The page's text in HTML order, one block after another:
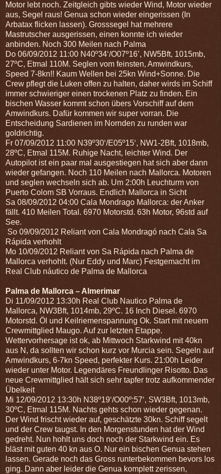
Motor lebt noch. Zeitgleich gibts wieder Wind, Motor wieder
aus, Segel raus! Genua schon wieder eingerissen (In
Arbatax flicken lassen). Grosssegel hat mehrere
Mastrutscher ausgerissen, einen konnte ich wieder
anbinden. Noch 300 Meilen nach Palma
Do 06/09/2012 11:00 N40º34‘/O07º16’, NW5Bft, 1015mb,
27ºC, Etmal 110M. Seglen vom feinsten, Amwindkurs,
Speed 7-8kn!! Kaum Wellen bei 25kn Wind+Sonne. Die
Crew pflegt die Luken offen zu halten, daher wirds im Schiff
immer schwieriger einen trockenen Platz zu finden. Ein
bischen Wasser kommt schon übers Vorschiff auf dem
Amwindkurs. Dafür kommen wir super vorran. Die
Entscheidung Sardienen im Nornden zu runden war
goldrichtig.
Fr 07/09/2012 11:00 N39º30‘/E05º15‘, NW1-2Bft, 1018mb,
28ºC, Etmal 115M. Ruhige Nacht, leichter Wind. Der
Autopilot ist ein paar mal ausgestiegen hat sich aber dann
wieder gefangen. Noch 110 Meilen nach Mallorca. Motoren
und seglen wechseln sich ab. Um 2:00h Leuchturm von
Puerto Colom SB Vorraus. Endlich Mallorca in Sicht
Sa 08/09/2012 04:00 Cala Mondrago Mallorca: der Anker
fällt. 410 Meilen Total. 6970 Motorstd. 63h Motor, 96std auf
See.
So 09/09/2012 Reliant von Cala Mondragó nach Cala Sa
Rápida verhohlt
Mo 10/09/2012 Reliant von Sa Rápida nach Palma de
Mallorca verhohlt. (Nur Eddy und Marc) Festgemacht im
Real Club náutico de Palma de Mallorca
Palma de Mallorca – Almerimar
Di 11/09/2012 13:30h Real Club Nautico Palma de
Mallorca, NW3Bft, 1014mb, 29ºC. 16 Inch Diesel. 6970
Motorstd. Öl und Keilriemenspannung Ok. Start mit neuem
Crewmittglied Maugo. Auf zur letzten Etappe.
Wettervorhersage ist ok, ab Mittwoch Starkwind mit 40kn
aus N, da sollten wir schon kurz vor Murcia sein. Segeln auf
Amwindkurs, 6-7kn Speed, perfekter Kurs. 21:00h Leider
wieder unter Motor. Legendäres Freundlinger Risotto. Das
neue Crewmittglied hält sich sehr tapfer trotz aufkommender
Übelkeit
Mi 12/09/2012 13:30h N38º19‘/O00º:57‘, SW3Bft, 1013mb,
30ºC, Etmal 115M. Nachts gehts schon wieder gegenan.
Der Wind frischt wieder auf, geschätzte 30kn. Schiff segelt
und der Crew taugst. In den Morgenstunden hat der Wind
gedreht. Nun hohlt uns doch noch der Starkwind ein. Es
bläst mit guten 40 kn aus O. Nur ein bischen Genua stehen
lassen. Gerade noch das Gross runterbekommen bevors los
ging. Dann aber leider die Genua komplett zerissen,